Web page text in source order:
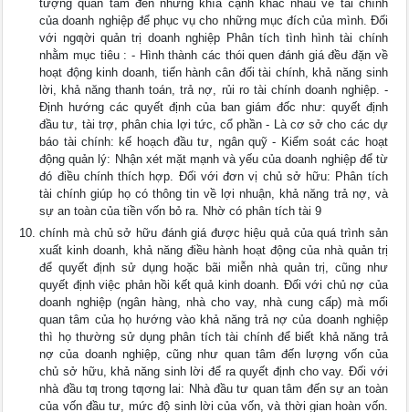
tượng quan tâm đến những khía cạnh khác nhau về tài chính
của doanh nghiệp để phục vụ cho những mục đích của mình. Đối
với ngƣời quản trị doanh nghiệp Phân tích tình hình tài chính
nhằm mục tiêu : - Hình thành các thói quen đánh giá đều đặn về
hoạt động kinh doanh, tiến hành cân đối tài chính, khả năng sinh
lời, khả năng thanh toán, trả nợ, rủi ro tài chính doanh nghiệp. -
Định hướng các quyết định của ban giám đốc như: quyết định
đầu tư, tài trợ, phân chia lợi tức, cổ phần - Là cơ sở cho các dự
báo tài chính: kế hoạch đầu tư, ngân quỹ - Kiểm soát các hoạt
động quản lý: Nhận xét mặt mạnh và yếu của doanh nghiệp để từ
đó điều chính thích hợp. Đối với đơn vị chủ sở hữu: Phân tích
tài chính giúp họ có thông tin về lợi nhuận, khả năng trả nợ, và
sự an toàn của tiền vốn bỏ ra. Nhờ có phân tích tài 9
chính mà chủ sở hữu đánh giá được hiệu quả của quá trình sản
xuất kinh doanh, khả năng điều hành hoạt động của nhà quản trị
để quyết định sử dụng hoặc bãi miễn nhà quản trị, cũng như
quyết định việc phản hồi kết quả kinh doanh. Đối với chủ nợ của
doanh nghiệp (ngân hàng, nhà cho vay, nhà cung cấp) mà mối
quan tâm của họ hướng vào khả năng trả nợ của doanh nghiệp
thì họ thường sử dụng phân tích tài chính để biết khả năng trả
nợ của doanh nghiệp, cũng như quan tâm đến lượng vốn của
chủ sở hữu, khả năng sinh lời để ra quyết định cho vay. Đối với
nhà đầu tƣ trong tƣơng lai: Nhà đầu tư quan tâm đến sự an toàn
của vốn đầu tư, mức độ sinh lời của vốn, và thời gian hoàn vốn.